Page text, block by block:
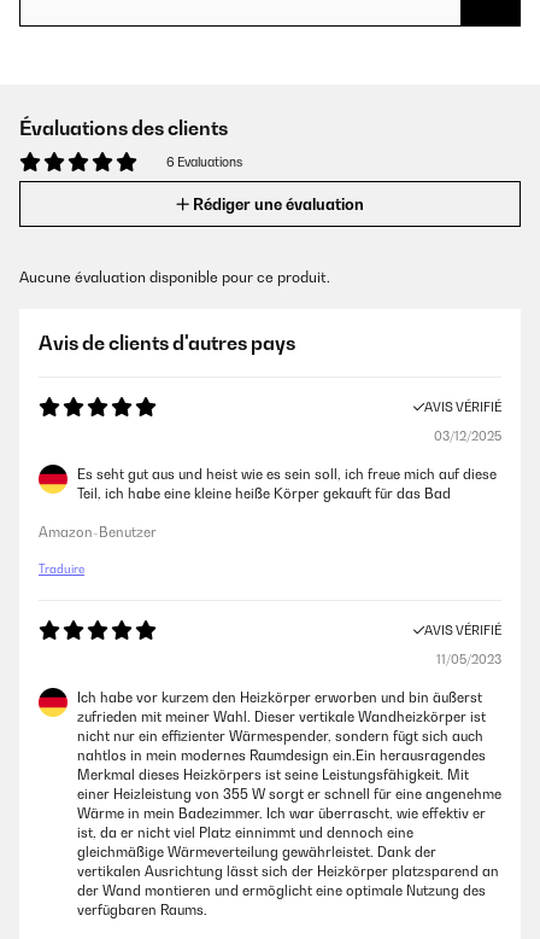
Évaluations des clients
6 Evaluations
Rédiger une évaluation
Aucune évaluation disponible pour ce produit.
Avis de clients d'autres pays
AVIS VÉRIFIÉ
03/12/2025
Es seht gut aus und heist wie es sein soll, ich freue mich auf diese
Teil, ich habe eine kleine heiße Körper gekauft für das Bad
Amazon-Benutzer
Traduire
AVIS VÉRIFIÉ
11/05/2023
Ich habe vor kurzem den Heizkörper erworben und bin äußerst
zufrieden mit meiner Wahl. Dieser vertikale Wandheizkörper ist
nicht nur ein effizienter Wärmespender, sondern fügt sich auch
nahtlos in mein modernes Raumdesign ein.Ein herausragendes
Merkmal dieses Heizkörpers ist seine Leistungsfähigkeit. Mit
einer Heizleistung von 355 W sorgt er schnell für eine angenehme
Wärme in mein Badezimmer. Ich war überrascht, wie effektiv er
ist, da er nicht viel Platz einnimmt und dennoch eine
gleichmäßige Wärmeverteilung gewährleistet. Dank der
vertikalen Ausrichtung lässt sich der Heizkörper platzsparend an
der Wand montieren und ermöglicht eine optimale Nutzung des
verfügbaren Raums.